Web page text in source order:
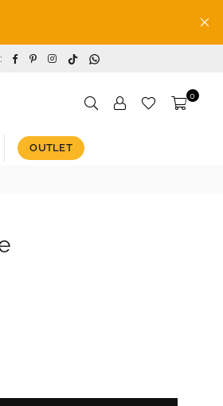
Facebook
PinterestInstagram
TikTokWhatsapp
0
OUTLET